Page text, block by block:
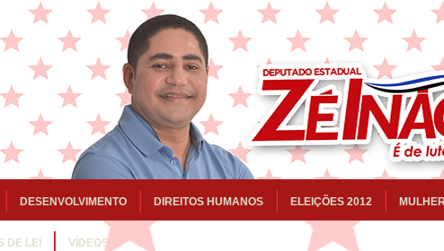
DESENVOLVIMENTO DIREITOS HUMANOS ELEIÇÕES 2012
DE LEI VÍDEOS